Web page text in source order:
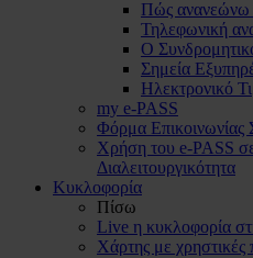
Πώς ανανεώνω
Τηλεφωνική
Ο
Σημεία
Ηλεκτρονικό
my e-PASS
Φόρμα Επικοινωνίας
Χρήση του e-PASS
Διαλειτουργικότητα
Κυκλοφορία
Πίσω
Live η κυκλοφορία
Χάρτης με χρηστικές